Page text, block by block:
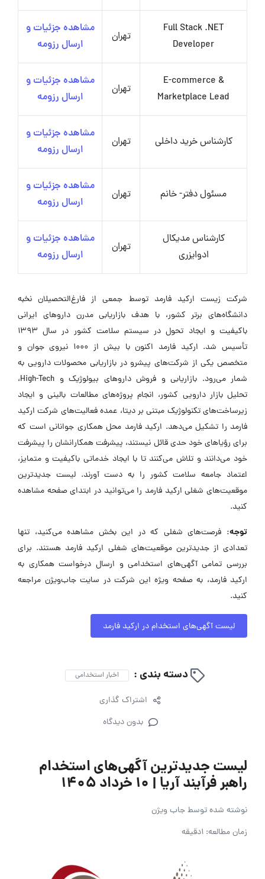
Full Stack .NET
Developer
تهران
مشاهده جزئیات و
ارسال رزومه
E-commerce &
Marketplace Lead
تهران
مشاهده جزئیات و
ارسال رزومه
کارشناس خرید داخلی تهران
مشاهده جزئیات و
ارسال رزومه
مسئول دفتر- خانم تهران
مشاهده جزئیات و
ارسال رزومه
کارشناس مدیکال
ادوایزری
تهران
مشاهده جزئیات و
ارسال رزومه
شرکت زیست ارکید فارمد توسط جمعی از فارغ‌التحصیلان نخبه
دانشگاه‌های برتر کشور، با هدف بازاریابی مدرن داروهای ایرانی
باکیفیت و ایجاد تحول در سیستم سلامت کشور در سال ۱۳۹۳
تأسیس شد. ارکید فارمد اکنون با بیش از ۱۰۰۰ نیروی جوان و
متخصص یکی از شرکت‌های پیشرو در بازاریابی محصولات دارویی به
شمار می‌رود. بازاریابی و فروش داروهای بیولوژیک و High-Tech،
تحلیل بازار دارویی کشور، انجام پروژه‌های مطالعات بالینی و ایجاد
زیرساخت‌های تکنولوژیک مبتنی بر دیتا، عمده فعالیت‌های شرکت ارکید
فارمد را تشکیل می‌دهد. ارکید فارمد محل همکاری جوانانی است که
برای رؤیاهای خود حدی قائل نیستند، پیشرفت همکارانشان را پیشرفت
خود می‌دانند و تلاش می‌کنند تا با ایجاد خدماتی باکیفیت و متمایز،
اعتماد جامعه سلامت کشور را به دست آورند. لیست جدیدترین
موقعیت‌های شغلی ارکید فارمد را می‌توانید در ابتدای صفحه مشاهده
کنید.
توجه: فرصت‌های شغلی که در این بخش مشاهده می‌کنید، تنها
تعدادی از جدیدترین موقعیت‌های شغلی ارکید فارمد هستند. برای
بررسی تمامی آگهی‌های استخدامی و ارسال درخواست همکاری به
ارکید فارمد، به صفحه ویژه این شرکت در سایت جاب‌ویژن مراجعه
کنید.
لیست آگهی‌های استخدام در ارکید فارمد
دسته بندی : اخبار استخدامی
اشتراک گذاری
بدون دیدگاه
لیست جدیدترین آگهی‌های استخدام
راهبر فرآیند آریا | ۱۰ خرداد ۱۴۰۵
نوشته شده توسطجاب ویژن
زمان مطالعه: 1دقیقه